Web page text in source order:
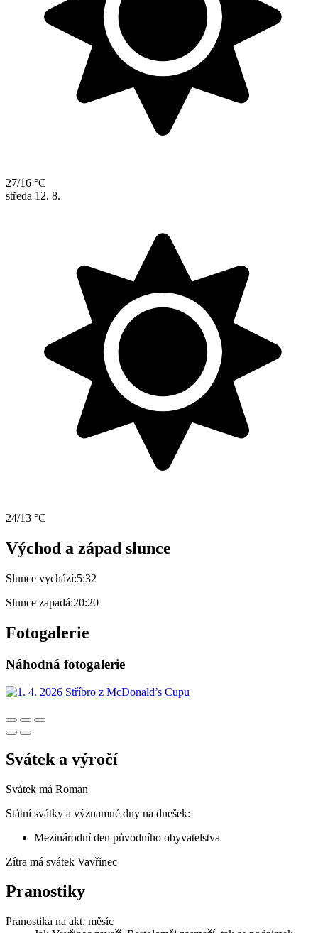
27/16 °C
středa 12. 8.
24/13 °C
Východ a západ slunce
Slunce vychází:5:32
Slunce zapadá:20:20
Fotogalerie
Náhodná fotogalerie
Svátek a výročí
Svátek má Roman
Státní svátky a významné dny na dnešek:
Mezinárodní den původního obyvatelstva
Zítra má svátek Vavřinec
Pranostiky
Pranostika na akt. měsíc